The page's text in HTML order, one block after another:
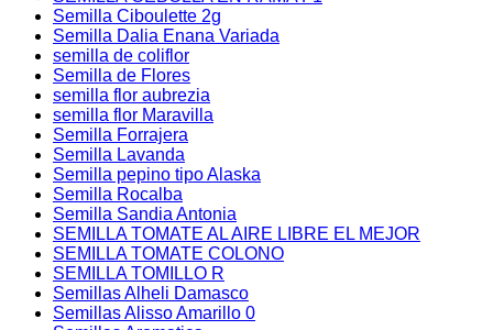
Semilla Ciboulette 2g
Semilla Dalia Enana Variada
semilla de coliflor
Semilla de Flores
semilla flor aubrezia
semilla flor Maravilla
Semilla Forrajera
Semilla Lavanda
Semilla pepino tipo Alaska
Semilla Rocalba
Semilla Sandia Antonia
SEMILLA TOMATE AL AIRE LIBRE EL MEJOR
SEMILLA TOMATE COLONO
SEMILLA TOMILLO R
Semillas Alheli Damasco
Semillas Alisso Amarillo 0